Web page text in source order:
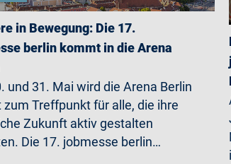
in Bewegung: Die 17.
berlin kommt in die Arena
und 31. Mai wird die Arena Berlin
zum Treffpunkt für alle, die ihre
Zukunft aktiv gestalten
Die 17. jobmesse berlin…